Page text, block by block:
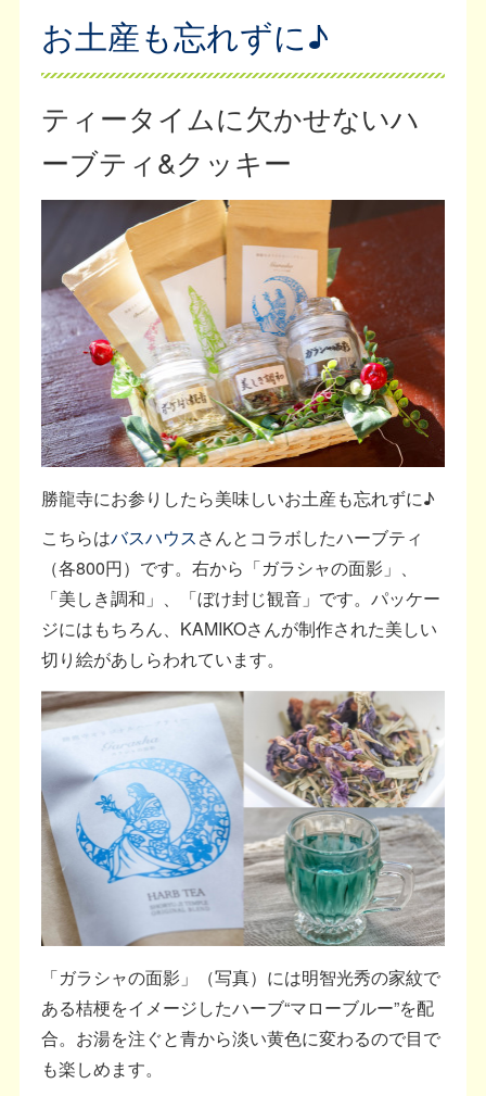
お土産も忘れずに♪
ティータイムに欠かせないハ
ーブティ&クッキー
勝龍寺にお参りしたら美味しいお土産も忘れずに♪
こちらはバスハウスさんとコラボしたハーブティ
（各800円）です。右から「ガラシャの面影」、
「美しき調和」、「ぼけ封じ観音」です。パッケー
ジにはもちろん、KAMIKOさんが制作された美しい
切り絵があしらわれています。
「ガラシャの面影」（写真）には明智光秀の家紋で
ある桔梗をイメージしたハーブ“マローブルー”を配
合。お湯を注ぐと青から淡い黄色に変わるので目で
も楽しめます。